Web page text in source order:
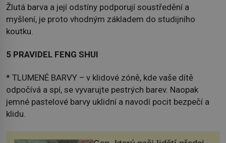
Žlutá barva a její odstíny podporují soustředění a
myšlení, je proto vhodným základem do studijního
koutku.
5 PRAVIDEL FENG SHUI
* TLUMENÉ BARVY – v klidové zóně, kde vaše dítě
odpočívá a spí, se vyvarujte pestrých barev. Naopak
jemné pastelové barvy uklidní a navodí pocit bezpečí a
klidu.